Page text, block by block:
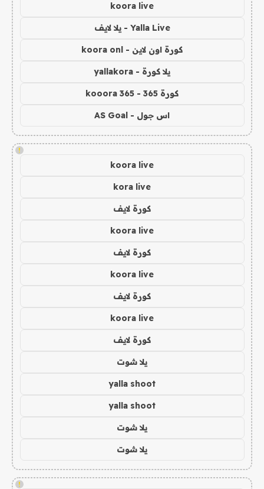
koora live
Yalla Live - يلا لايف
كورة اون لاين - koora onl
يلا كورة - yallakora
كورة 365 - kooora 365
اس جول - AS Goal
!
koora live
kora live
كورة لايف
koora live
كورة لايف
koora live
كورة لايف
koora live
كورة لايف
يلا شوت
yalla shoot
yalla shoot
يلا شوت
يلا شوت
!